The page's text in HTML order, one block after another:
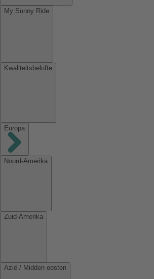
My Sunny Ride
Kwaliteitsbelofte
Europa
Noord-Amerika
Zuid-Amerika
Azië / Midden oosten